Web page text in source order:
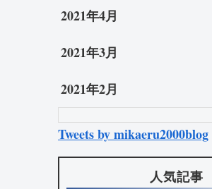
2021年4月
2021年3月
2021年2月
Tweets by mikaeru2000blog
人気記事